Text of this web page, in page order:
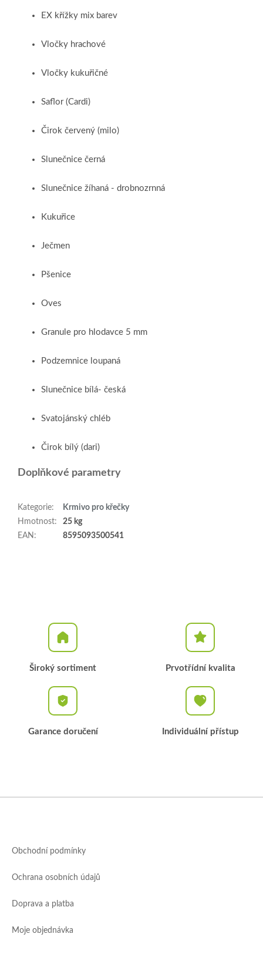
EX křížky mix barev
Vločky hrachové
Vločky kukuřičné
Saflor (Cardi)
Čirok červený (milo)
Slunečnice černá
Slunečnice žíhaná - drobnozrnná
Kukuřice
Ječmen
Pšenice
Oves
Granule pro hlodavce 5 mm
Podzemnice loupaná
Slunečnice bílá- česká
Svatojánský chléb
Čirok bílý (dari)
Doplňkové parametry
Kategorie:
Krmivo pro křečky
Hmotnost:
25 kg
EAN : 8595093500541
Široký sortiment Prvotřídní kvalita
Garance doručení Individuální přístup
Obchodní podmínky
Ochrana osobních údajů
Doprava a platba
Moje objednávka